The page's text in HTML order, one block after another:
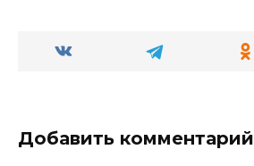
Добавить комментарий